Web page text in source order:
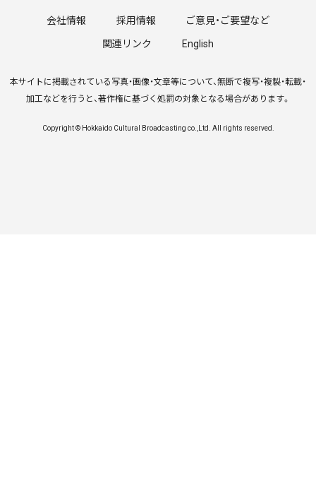
会社情報 採用情報 ご意見・ご要望など
関連リンク English
本サイトに掲載されている写真・画像・文章等について、無断で複写・複製・転載・
加工などを行うと、著作権に基づく処罰の対象となる場合があります。
Copyright © Hokkaido Cultural Broadcasting co.,Ltd. All rights reserved.